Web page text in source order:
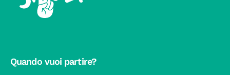
Quando vuoi partire?